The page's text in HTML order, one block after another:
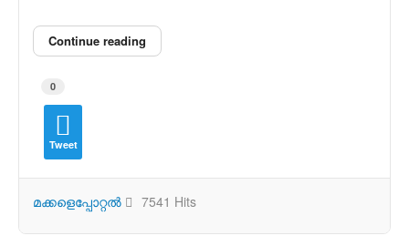
Continue reading
0
Tweet
മക്കളെപ്പോറ്റല്‍ 7541 Hits